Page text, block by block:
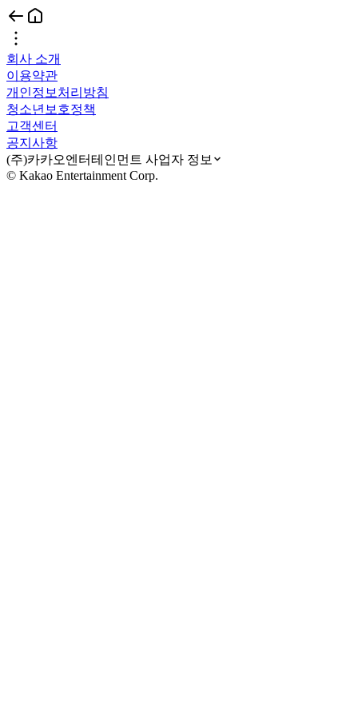
회사 소개
이용약관
개인정보처리방침
청소년보호정책
고객센터
공지사항
(주)카카오엔터테인먼트 사업자 정보
© Kakao Entertainment Corp.